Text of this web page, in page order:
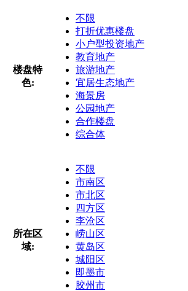
楼盘特
色:
不限
打折优惠楼盘
小户型投资地产
教育地产
旅游地产
宜居生态地产
海景房
公园地产
合作楼盘
综合体
所在区
域:
不限
市南区
市北区
四方区
李沧区
崂山区
黄岛区
城阳区
即墨市
胶州市